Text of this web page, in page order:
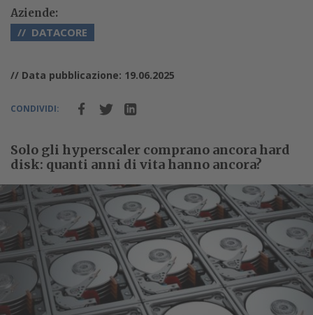
Aziende:
DATACORE
// Data pubblicazione: 19.06.2025
CONDIVIDI:
Solo gli hyperscaler comprano ancora hard
disk: quanti anni di vita hanno ancora?